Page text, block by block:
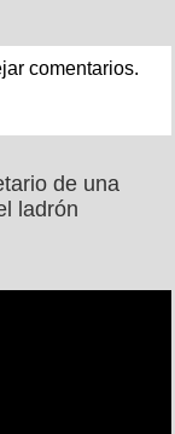
comentarios.
de una
ladrón